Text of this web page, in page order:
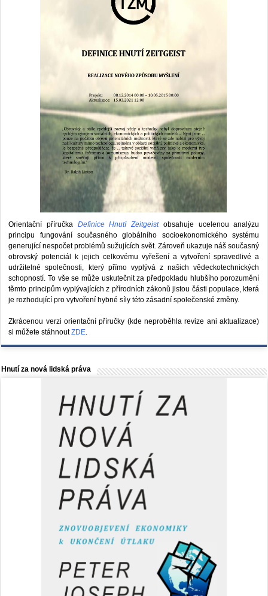
Orientační příručka Definice Hnutí Zeitgeistobsahuje ucelenou analýzu
principu fungování současného globálního socioekonomického systému
generující nespočet problémů sužujících svět. Zároveň ukazuje náš současný
obrovský potenciál k jejich celkovému vyřešení a vytvoření spravedlivé a
udržitelné společnosti, který přímo vyplývá z našich vědeckotechnických
schopností. To vše se může uskutečnit za předpokladu hlubšího porozumění
těmto principům vyplývajících z přírodních zákonů jistou části populace, která
je rozhodující pro vytvoření hybné síly této zásadní společenské změny.
Zkrácenou verzi orientační příručky (kde neproběhla revize ani aktualizace)
si můžete stáhnoutZDE.
Hnutí za nová lidská práva